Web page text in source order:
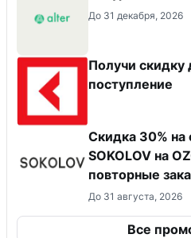
До 31 декабря, 2026
Получи
поступление
Скидка 30% на
SOKOLOV на
повторные
До 31 августа, 2026
Все